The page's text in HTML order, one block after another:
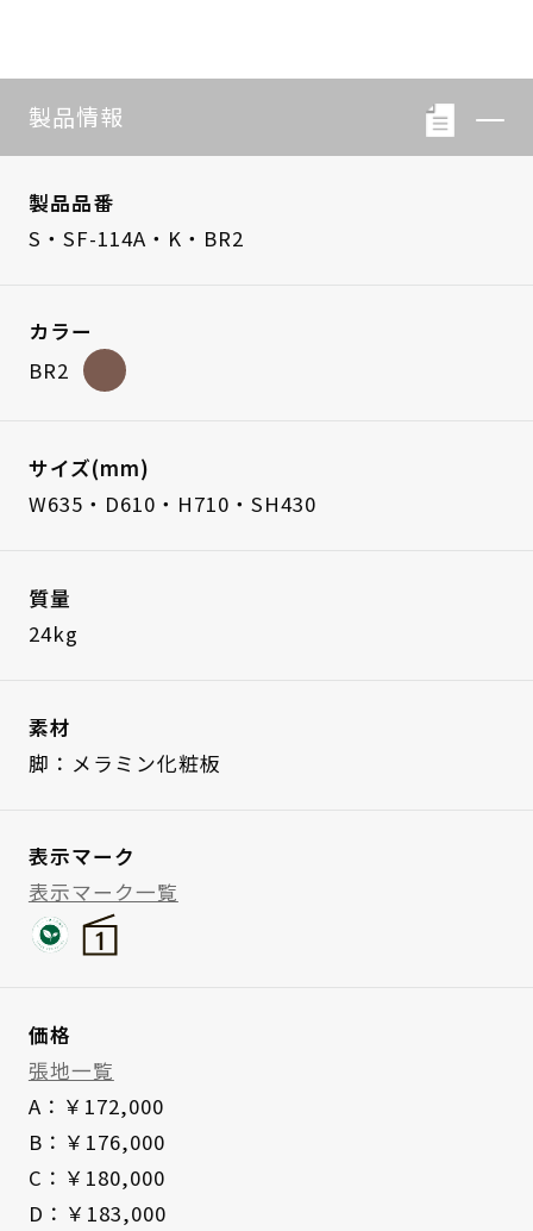
製品情報
製品品番
S・SF-114A・K・BR2
カラー
BR2
サイズ(mm)
W635・D610・H710・SH430
質量
24kg
素材
脚：メラミン化粧板
表示マーク
表示マーク一覧
価格
張地一覧
A：￥172,000
B：￥176,000
C：￥180,000
D：￥183,000